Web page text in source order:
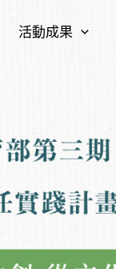
活動成果